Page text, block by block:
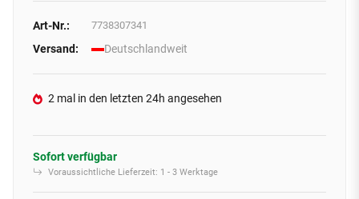
Art-Nr.: 7738307341
Versand: Deutschlandweit
2 mal in den letzten 24h angesehen
Sofort verfügbar
Voraussichtliche Lieferzeit: 1 - 3 Werktage